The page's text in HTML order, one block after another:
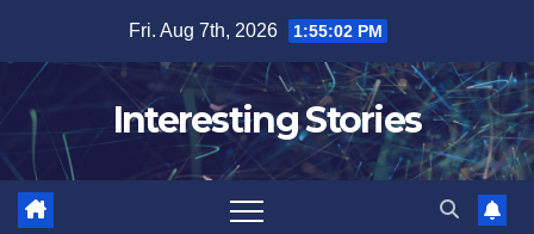
content
Fri. Aug 7th, 2026 1:55:03 PM
Interesting Stories